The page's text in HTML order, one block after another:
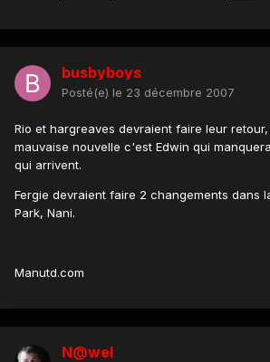
busbyboys
Posté(e) le 23 décembre 2007
Rio et hargreaves devraient faire leur
mauvaise nouvelle c'est Edwin qui
qui arrivent.
Fergie devraient faire 2 changements dans
Park, Nani.
Manutd.com
N@wel